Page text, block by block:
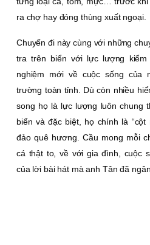
ra chợ hay đóng thùng xuất ngoại.
Chuyến đi này cùng với những
tra trên biển với lực lượng
nghiệm mới về cuộc sống của
trường toàn tỉnh. Dù còn nhiều
song họ là lực lượng luôn chung
biển và đặc biệt, họ chính là “cột
đảo quê hương. Cầu mong mỗi
cá thật to, về với gia đình, cuộc
của lời bài hát mà anh Tân đã